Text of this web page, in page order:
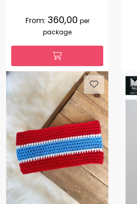
From: 360,00 per
package